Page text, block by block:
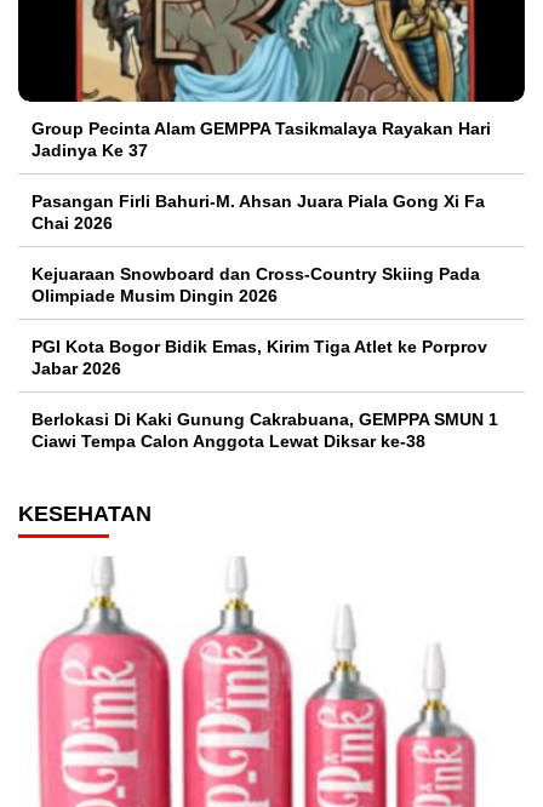
Group Pecinta Alam GEMPPA Tasikmalaya Rayakan Hari
Jadinya Ke 37
Pasangan Firli Bahuri-M. Ahsan Juara Piala Gong Xi Fa
Chai 2026
Kejuaraan Snowboard dan Cross-Country Skiing Pada
Olimpiade Musim Dingin 2026
PGI Kota Bogor Bidik Emas, Kirim Tiga Atlet ke Porprov
Jabar 2026
Berlokasi Di Kaki Gunung Cakrabuana, GEMPPA SMUN 1
Ciawi Tempa Calon Anggota Lewat Diksar ke-38
KESEHATAN